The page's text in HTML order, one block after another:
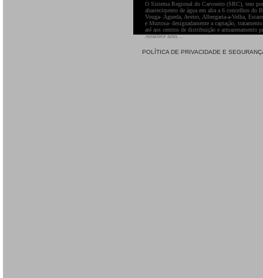
O Sistema Regional do Carvoeiro (SRC), tem
abastecimento de água em alta a 6 concelhos do
Vouga- Águeda, Aveiro, Albergaria-a-Velha,
e Murtosa- designadamente a captação,
até aos centros de distribuição e armazenamento
Abastece aind...
POLÍTICA DE PRIVACIDADE E